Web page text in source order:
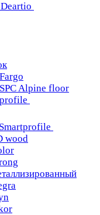
Alpine floor
wood